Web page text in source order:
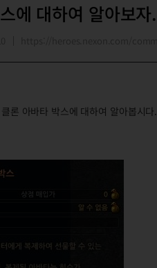
에 대하여 알아보자.
론 아바타 박스에 대하여 알아봅시다.